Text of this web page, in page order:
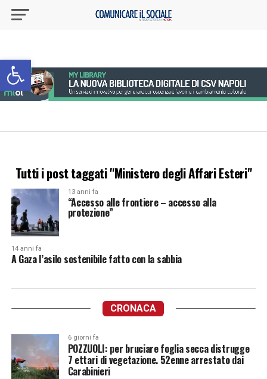
Apri la barra degli strumenti
Tutti i post taggati "Ministero degli Affari Esteri"
13 anni fa
“Accesso alle frontiere – accesso alla
protezione”
14 anni fa
A Gaza l’asilo sostenibile fatto con la sabbia
CRONACA
6 giorni fa
POZZUOLI: per bruciare foglia secca distrugge
7 ettari di vegetazione. 52enne arrestato dai
Carabinieri